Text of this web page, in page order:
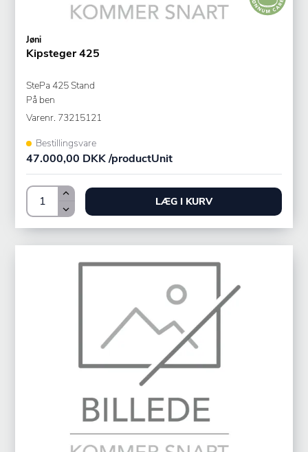
Jøni
Kipsteger 425
StePa 425 Stand
På ben
Varenr. 73215121
Bestillingsvare
47.000,00 DKK /productUnit
LÆG I KURV